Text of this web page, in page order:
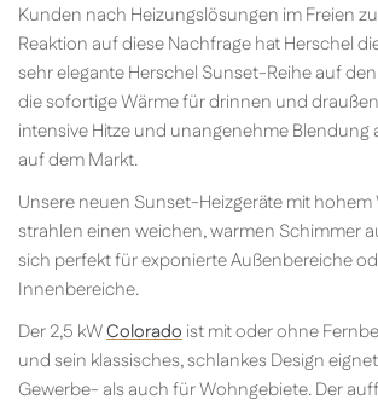
Kunden nach Heizungslösungen im Freien
Reaktion auf diese Nachfrage hat Herschel
sehr elegante Herschel Sunset-Reihe auf
die sofortige Wärme für drinnen und
intensive Hitze und unangenehme Blendung
auf dem Markt.
Unsere neuen Sunset-Heizgeräte mit
strahlen einen weichen, warmen Schimmer
sich perfekt für exponierte Außenbereiche
Innenbereiche.
Der 2,5 kWColoradoist mit oder ohne
und sein klassisches, schlankes Design
Gewerbe- als auch für Wohngebiete. Der